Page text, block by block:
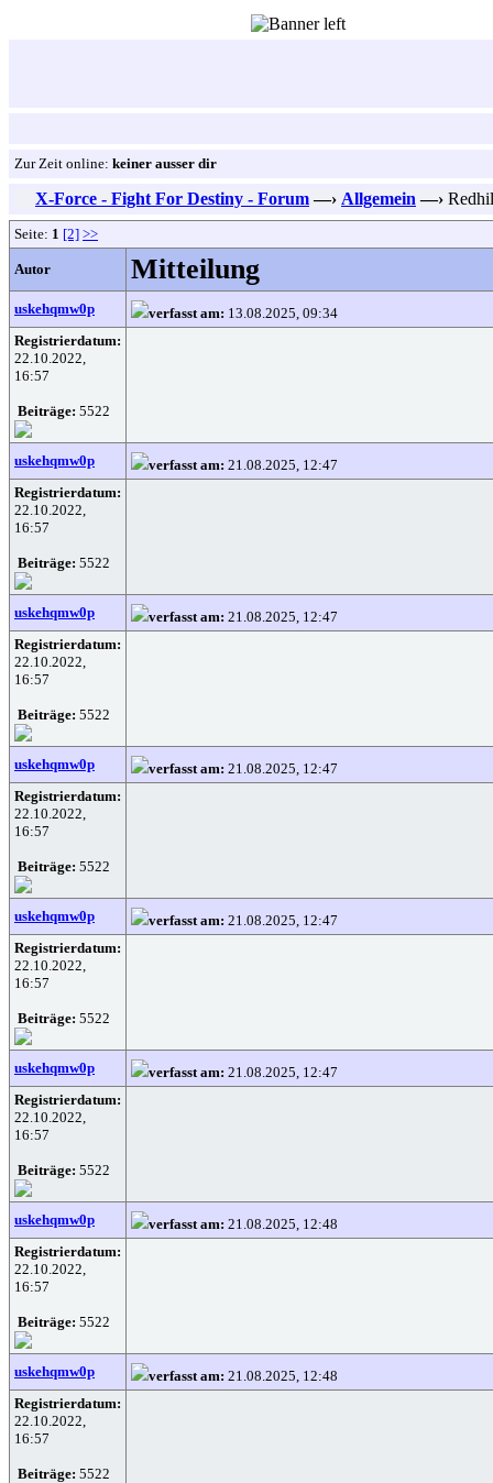
Zur Zeit online: keiner ausser dir
X-Force - Fight For Destiny - Forum —› Allgemein —›
Seite: 1 [2] >>
Autor Mitteilung
uskehqmw0p verfasst am: 13.08.2025, 09:34
Registrierdatum:
22.10.2022,
16:57
Beiträge: 5522
uskehqmw0p verfasst am: 21.08.2025, 12:47
Registrierdatum:
22.10.2022,
16:57
Beiträge: 5522
uskehqmw0p verfasst am: 21.08.2025, 12:47
Registrierdatum:
22.10.2022,
16:57
Beiträge: 5522
uskehqmw0p verfasst am: 21.08.2025, 12:47
Registrierdatum:
22.10.2022,
16:57
Beiträge: 5522
uskehqmw0p verfasst am: 21.08.2025, 12:47
Registrierdatum:
22.10.2022,
16:57
Beiträge: 5522
uskehqmw0p verfasst am: 21.08.2025, 12:47
Registrierdatum:
22.10.2022,
16:57
Beiträge: 5522
uskehqmw0p verfasst am: 21.08.2025, 12:48
Registrierdatum:
22.10.2022,
16:57
Beiträge: 5522
uskehqmw0p verfasst am: 21.08.2025, 12:48
Registrierdatum:
22.10.2022,
16:57
Beiträge: 5522